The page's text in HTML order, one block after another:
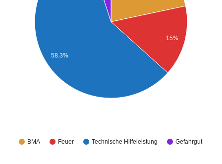
BMA Feuer Technische Hilfeleistung Gefahrgut
15%
58.3%